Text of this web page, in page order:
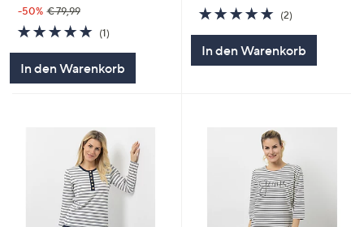
-50% € 79,99
5.0
von
5
(1)
In den Warenkorb
5.0
von
(2)2
In den Warenkorb